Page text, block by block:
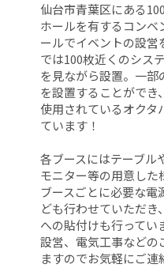
仙台市青葉区にある
ホールを有するコン
ールでイベントの設営
では100枚近くのシス
を見ながら設置。一部
を設置することができ
使用されているオクタ
ています！
各ブースにはテーブル
モニター等の用意した
ブースごとに必要な
ども行わせていただ
への貼付けも行ってい
設営、電気工事などの
ますのでお気軽にご連